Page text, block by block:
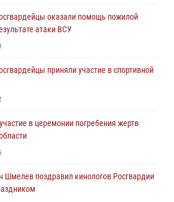
оказали помощь пожилой
атаки ВСУ
приняли участие в спортивной
в церемонии погребения жертв
Шмелев поздравил кинологов Росгвардии